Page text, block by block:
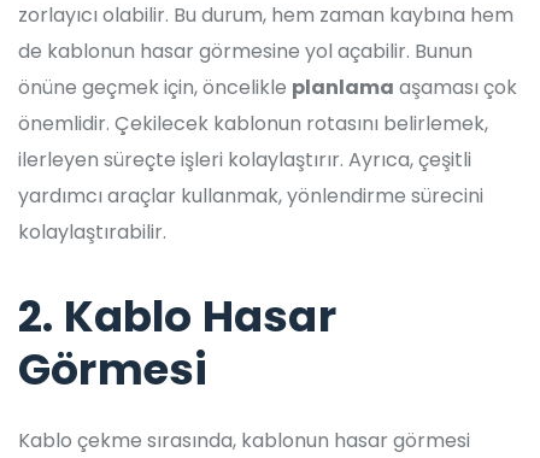
zorlayıcı olabilir. Bu durum, hem zaman kaybına hem
de kablonun hasar görmesine yol açabilir. Bunun
önüne geçmek için, öncelikle planlama aşaması çok
önemlidir. Çekilecek kablonun rotasını belirlemek,
ilerleyen süreçte işleri kolaylaştırır. Ayrıca, çeşitli
yardımcı araçlar kullanmak, yönlendirme sürecini
kolaylaştırabilir.
2. Kablo Hasar
Görmesi
Kablo çekme sırasında, kablonun hasar görmesi